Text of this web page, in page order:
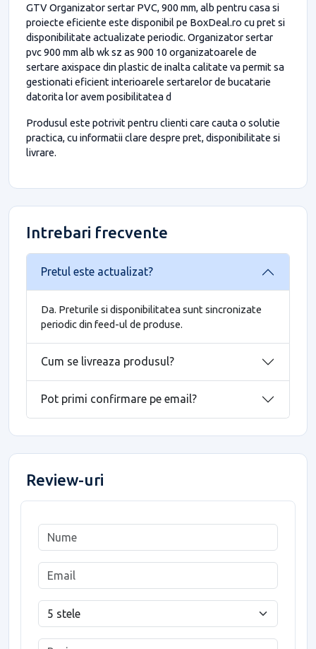
GTV Organizator sertar PVC, 900 mm, alb pentru casa si
proiecte eficiente este disponibil pe BoxDeal.ro cu pret si
disponibilitate actualizate periodic. Organizator sertar
pvc 900 mm alb wk sz as 900 10 organizatoarele de
sertare axispace din plastic de inalta calitate va permit sa
gestionati eficient interioarele sertarelor de bucatarie
datorita lor avem posibilitatea d
Produsul este potrivit pentru clienti care cauta o solutie
practica, cu informatii clare despre pret, disponibilitate si
livrare.
Intrebari frecvente
Pretul este actualizat?
Da. Preturile si disponibilitatea sunt sincronizate
periodic din feed-ul de produse.
Cum se livreaza produsul?
Pot primi confirmare pe email?
Review-uri